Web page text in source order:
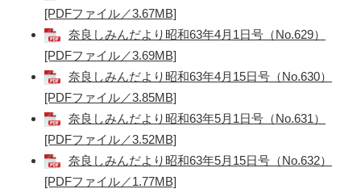
[PDFファイル／3.67MB]
奈良しみんだより昭和63年4月1日号（No.629）
[PDFファイル／3.69MB]
奈良しみんだより昭和63年4月15日号（No.630）
[PDFファイル／3.85MB]
奈良しみんだより昭和63年5月1日号（No.631）
[PDFファイル／3.52MB]
奈良しみんだより昭和63年5月15日号（No.632）
[PDFファイル／1.77MB]